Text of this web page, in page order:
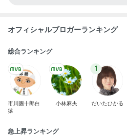
オフィシャルブロガーランキング
総合ランキング
市川團十郎白
猿
小林麻央
1
だいたひかる
急上昇ランキング